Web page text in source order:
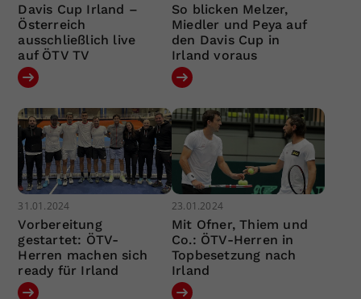
Davis Cup Irland –
Österreich
ausschließlich live
auf ÖTV TV
So blicken Melzer,
Miedler und Peya auf
den Davis Cup in
Irland voraus
31.01.2024
Vorbereitung
gestartet: ÖTV-
Herren machen sich
ready für Irland
23.01.2024
Mit Ofner, Thiem und
Co.: ÖTV-Herren in
Topbesetzung nach
Irland